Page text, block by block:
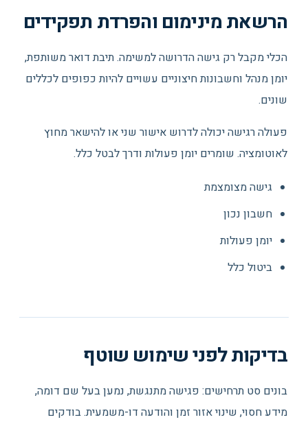
הרשאת מינימום והפרדת תפקידים
הכלי מקבל רק גישה הדרושה למשימה. תיבת דואר משותפת,
יומן מנהל וחשבונות חיצוניים עשויים להיות כפופים לכללים
שונים.
פעולה רגישה יכולה לדרוש אישור שני או להישאר מחוץ
לאוטומציה. שומרים יומן פעולות ודרך לבטל כלל.
גישה מצומצמת
חשבון נכון
יומן פעולות
ביטול כלל
בדיקות לפני שימוש שוטף
בונים סט תרחישים: פגישה מתנגשת, נמען בעל שם דומה,
מידע חסוי, שינוי אזור זמן והודעה דו-משמעית. בודקים